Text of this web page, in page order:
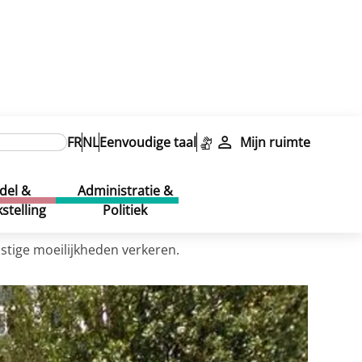
FRNLEenvoudige taal Mijn ruimte
&
Administratie &
Politiek
moeilijkheden verkeren.